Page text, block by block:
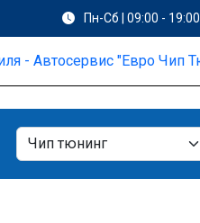
Пн-Сб | 09:00 - 19:00